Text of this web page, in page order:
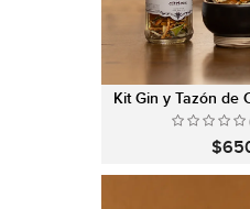
Kit Gin y Tazón de